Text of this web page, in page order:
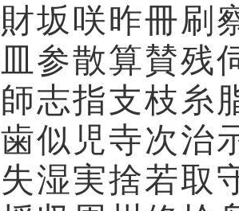
財坂 咲昨冊 刷
皿 参散算賛残
師志指支枝 糸
歯似 児寺次治
失湿実捨若取